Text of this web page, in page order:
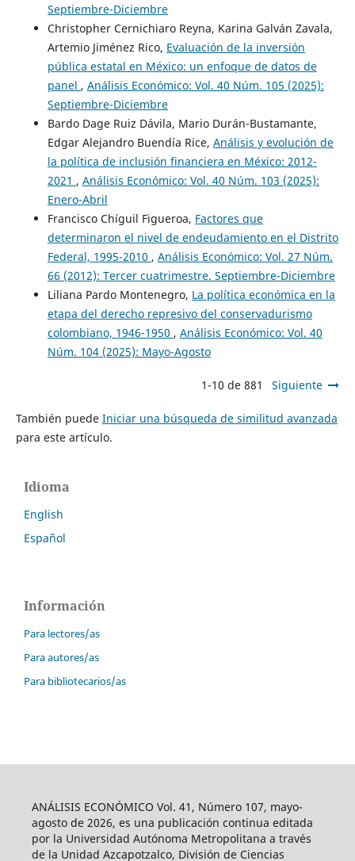
Septiembre-Diciembre
Christopher Cernichiaro Reyna, Karina Galván Zavala,
Artemio Jiménez Rico, Evaluación de la inversión
pública estatal en México: un enfoque de datos de
panel , Análisis Económico: Vol. 40 Núm. 105 (2025):
Septiembre-Diciembre
Bardo Dage Ruiz Dávila, Mario Durán-Bustamante,
Edgar Alejandro Buendía Rice, Análisis y evolución de
la política de inclusión financiera en México: 2012-
2021 , Análisis Económico: Vol. 40 Núm. 103 (2025):
Enero-Abril
Francisco Chíguil Figueroa, Factores que
determinaron el nivel de endeudamiento en el Distrito
Federal, 1995-2010 , Análisis Económico: Vol. 27 Núm.
66 (2012): Tercer cuatrimestre. Septiembre-Diciembre
Liliana Pardo Montenegro, La política económica en la
etapa del derecho represivo del conservadurismo
colombiano, 1946-1950 , Análisis Económico: Vol. 40
Núm. 104 (2025): Mayo-Agosto
1-10 de 881 Siguiente
También puede Iniciar una búsqueda de similitud avanzada
para este artículo.
Idioma
English
Español
Información
Para lectores/as
Para autores/as
Para bibliotecarios/as
ANÁLISIS ECONÓMICO Vol. 41, Número 107, mayo-
agosto de 2026, es una publicación continua editada
por la Universidad Autónoma Metropolitana a través
de la Unidad Azcapotzalco, División de Ciencias